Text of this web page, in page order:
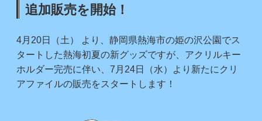
追加販売を開始！
4月20日（土） より、静岡県熱海市の姫の沢公園でス
タートした熱海初夏の新グッズですが、アクリルキー
ホルダー完売に伴い、7月24日（水）より新たにクリ
アファイルの販売をスタートします！